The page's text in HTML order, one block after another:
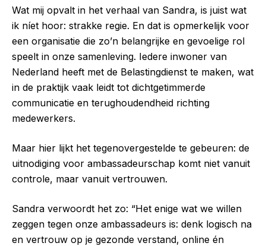
Wat mij opvalt in het verhaal van Sandra, is juist wat
ik níet hoor: strakke regie. En dat is opmerkelijk voor
een organisatie die zo’n belangrijke en gevoelige rol
speelt in onze samenleving. Iedere inwoner van
Nederland heeft met de Belastingdienst te maken, wat
in de praktijk vaak leidt tot dichtgetimmerde
communicatie en terughoudendheid richting
medewerkers.
Maar hier lijkt het tegenovergestelde te gebeuren: de
uitnodiging voor ambassadeurschap komt niet vanuit
controle, maar vanuit vertrouwen.
Sandra verwoordt het zo: “Het enige wat we willen
zeggen tegen onze ambassadeurs is: denk logisch na
en vertrouw op je gezonde verstand, online én